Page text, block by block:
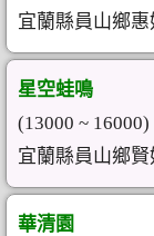
宜蘭縣員山鄉
星空蛙鳴
(13000 ~ 16000)
宜蘭縣員山鄉
華清園